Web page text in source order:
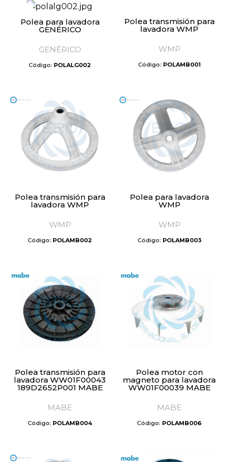
Polea para lavadora
GENÉRICO
GENÉRICO
Código: POLALG002
Polea transmisión para
lavadora WMP
WMP
Código: POLAMB001
Polea transmisión para
lavadora WMP
WMP
Código: POLAMB002
Polea para lavadora
WMP
WMP
Código: POLAMB003
Polea transmisión para
lavadora WW01F00043
189D2652P001 MABE
MABE
Código: POLAMB004
Polea motor con
magneto para lavadora
WW01F00039 MABE
MABE
Código: POLAMB006